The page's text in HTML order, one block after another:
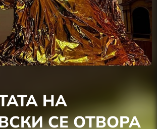
НА
СЕ ОТВОРА